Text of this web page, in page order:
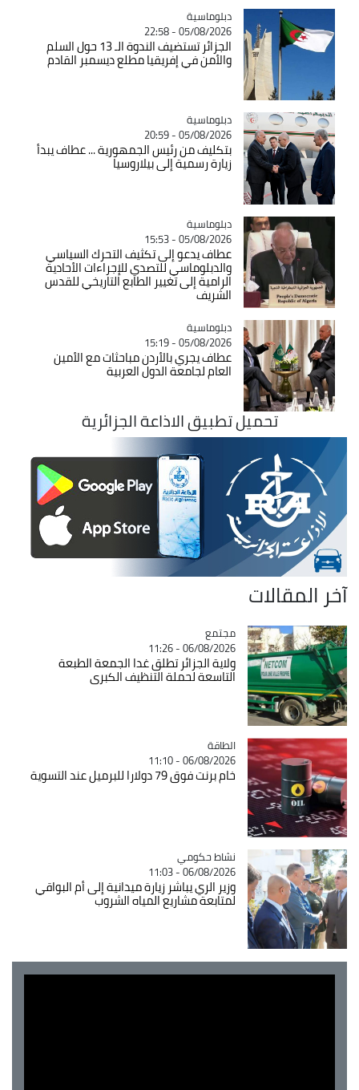
Catégorie
دبلوماسية
05/08/2026 - 22:58
الجزائر تستضيف الندوة الـ 13 حول السلم
والأمن في إفريقيا مطلع ديسمبر القادم
Catégorie
دبلوماسية
05/08/2026 - 20:59
بتكليف من رئيس الجمهورية ... عطاف يبدأ
زيارة رسمية إلى بيلاروسيا
Catégorie
دبلوماسية
05/08/2026 - 15:53
عطاف يدعو إلى تكثيف التحرك السياسي
والدبلوماسي للتصدي للإجراءات الأحادية
الرامية إلى تغيير الطابع التاريخي للقدس
الشريف
Catégorie
دبلوماسية
05/08/2026 - 15:19
عطاف يجري بالأردن مباحثات مع الأمين
العام لجامعة الدول العربية
تحميل تطبيق الاذاعة الجزائرية
آخر المقالات
Catégorie
مجتمع
06/08/2026 - 11:26
ولاية الجزائر تطلق غدا الجمعة الطبعة
التاسعة لحملة التنظيف الكبرى
Catégorie
الطاقة
06/08/2026 - 11:10
خام برنت فوق 79 دولارا للبرميل عند التسوية
Catégorie
نشاط حكومي
06/08/2026 - 11:03
وزير الري يباشر زيارة ميدانية إلى أم البواقي
لمتابعة مشاريع المياه الشروب